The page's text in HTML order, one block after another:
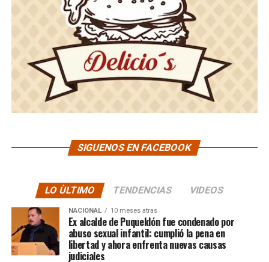
SIGUENOS EN FACEBOOK
LO ÙLTIMO TENDENCIAS VIDEOS
NACIONAL 10 meses atras
Ex alcalde de Puqueldón fue condenado por
abuso sexual infantil: cumplió la pena en
libertad y ahora enfrenta nuevas causas
judiciales